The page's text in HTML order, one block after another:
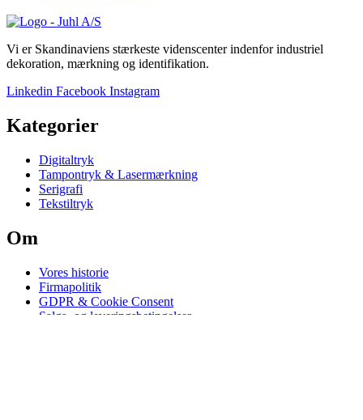
Vi er Skandinaviens stærkeste videnscenter indenfor industriel
dekoration, mærkning og identifikation.
Linkedin Facebook Instagram
Kategorier
Digitaltryk
Tampontryk & Lasermærkning
Serigrafi
Tekstiltryk
Om
Vores historie
Firmapolitik
GDPR & Cookie Consent
Salgs- og leveringsbetingelser